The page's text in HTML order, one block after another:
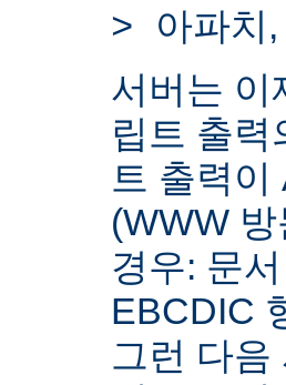
> 아파치 ,
서버는 이
립트 출력
트 출력이
(WWW
경우: 문
EBCDIC
그런 다음